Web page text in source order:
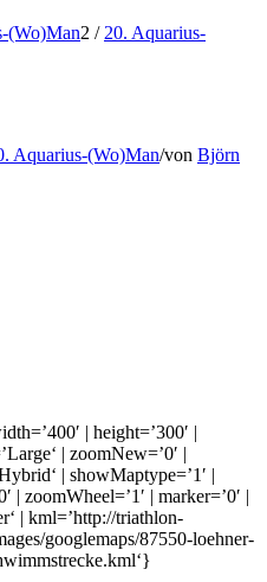
(Wo)Man2 / 20. Aquarius-
Aquarius-(Wo)Man/von Björn
| height=’300′ |
| zoomNew=’0′ |
| showMaptype=’1′ |
| zoomWheel=’1′ | marker=’0′ |
| kml=’http://triathlon-
googlemaps/87550-loehner-